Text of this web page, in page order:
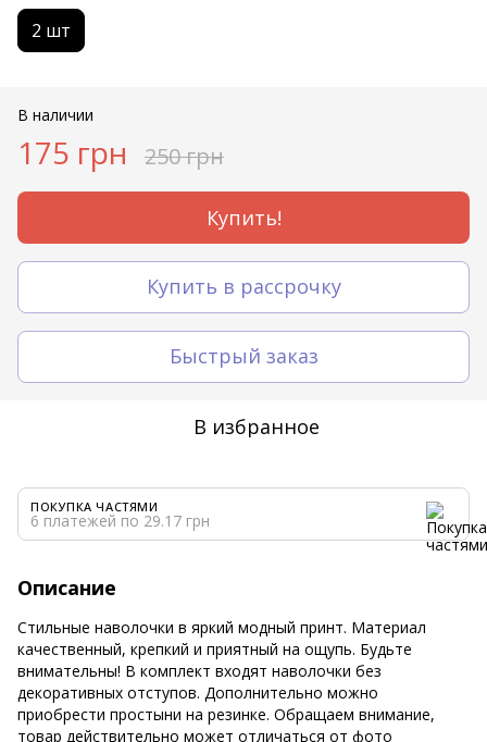
2 шт
В наличии
175 грн 250 грн
Купить!
Купить в рассрочку
Быстрый заказ
В избранное
ПОКУПКА ЧАСТЯМИ
6 платежей по 29.17 грн
Описание
Стильные наволочки в яркий модный принт. Материал
качественный, крепкий и приятный на ощупь. Будьте
внимательны! В комплект входят наволочки без
декоративных отступов. Дополнительно можно
приобрести простыни на резинке. Обращаем внимание,
товар действительно может отличаться от фото